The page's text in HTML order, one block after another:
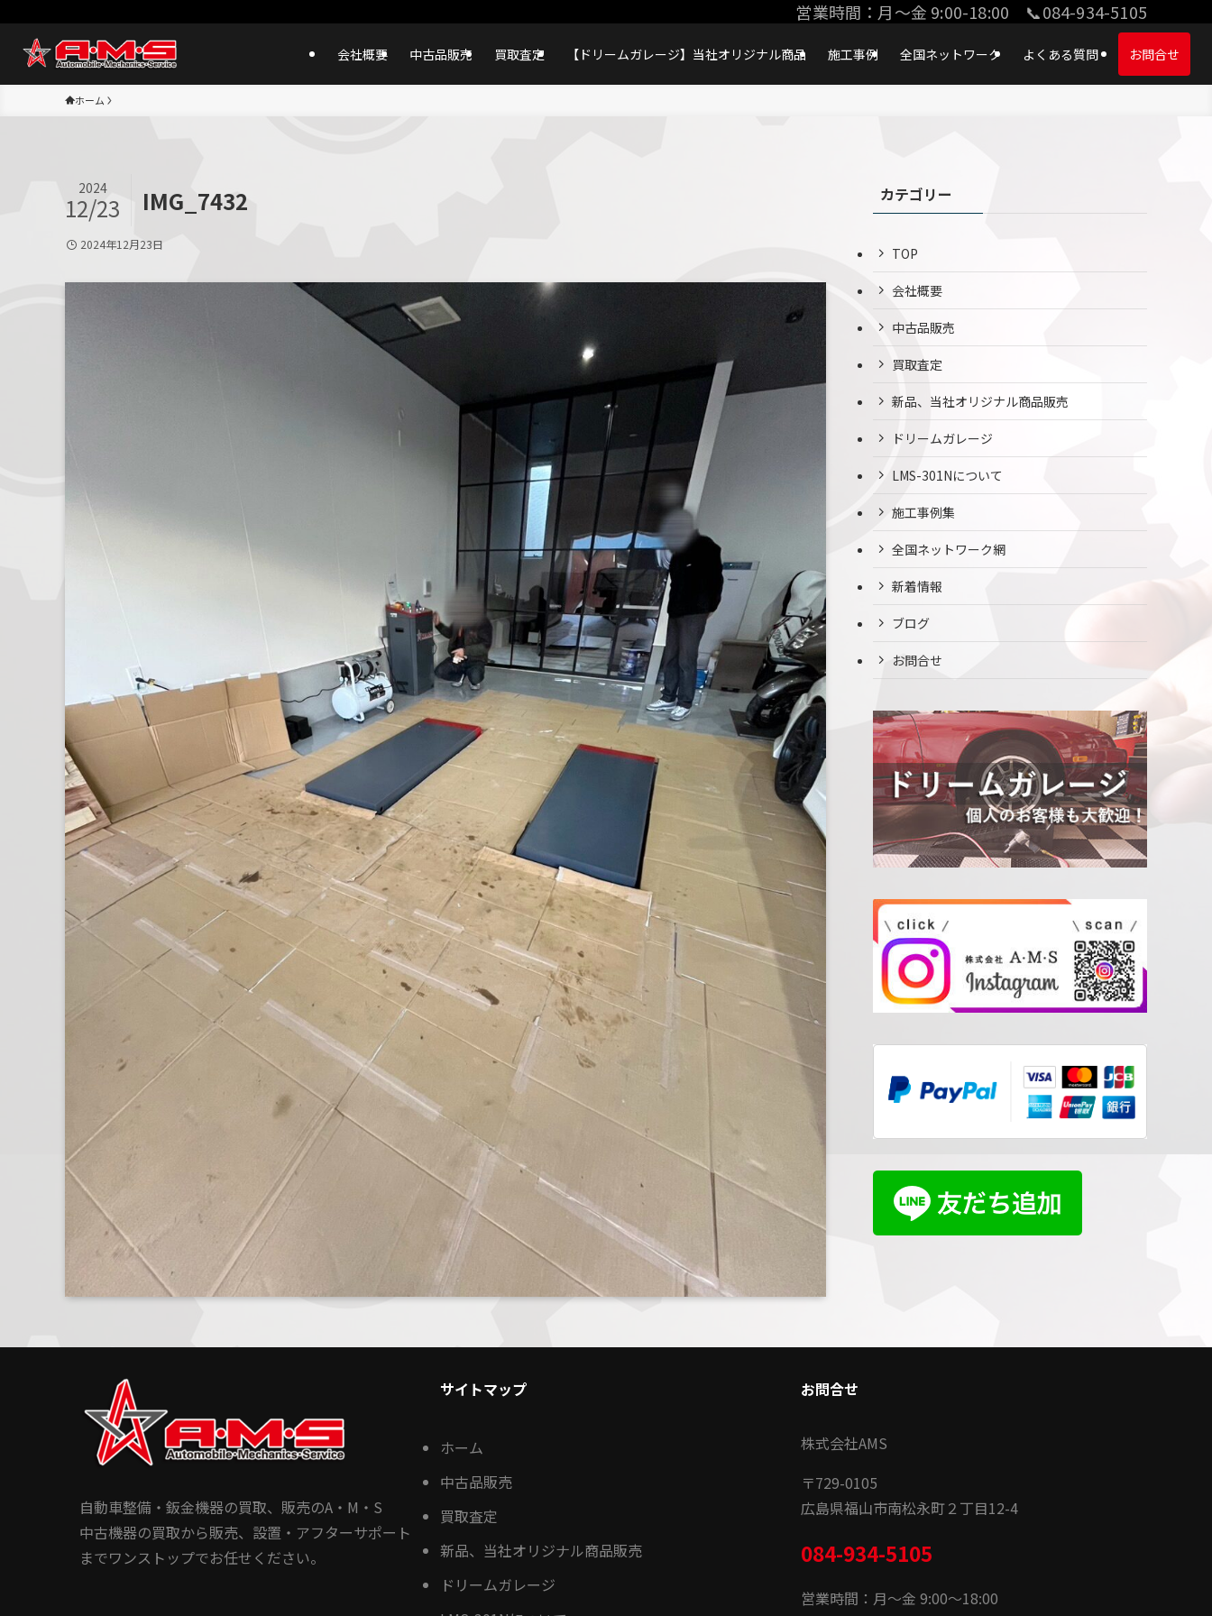
営業時間：月〜金 9:00-18:00 📞084-934-5105
会社概要 中古品販売 買取査定 【ドリームガレージ】当社オリジナル商品 施工事例 全国ネットワーク よくある質問 お問合せ
ホーム
IMG_7432
2024
12/23
2024年12月23日
カテゴリー
TOP
会社概要
中古品販売
買取査定
新品、当社オリジナル商品販売
ドリームガレージ
LMS-301Nについて
施工事例集
全国ネットワーク網
新着情報
ブログ
お問合せ
自動車整備・鈑金機器の買取、販売のA・M・S
中古機器の買取から販売、設置・アフターサポート
までワンストップでお任せください。
サイトマップ
ホーム
中古品販売
買取査定
新品、当社オリジナル商品販売
ドリームガレージ
お問合せ
株式会社AMS
〒729-0105
広島県福山市南松永町２丁目12-4
084-934-5105
営業時間：月〜金 9:00〜18:00